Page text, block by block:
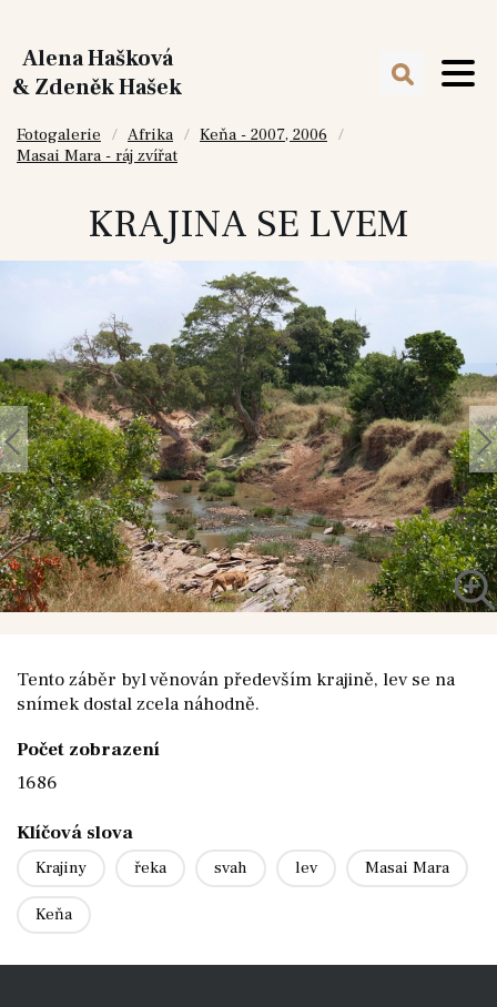
Alena Hašková
& Zdeněk Hašek
Fotogalerie Afrika
Keňa - 2007, 2006
Masai Mara - ráj zvířat
KRAJINA SE LVEM
Tento záběr byl věnován především krajině, lev se na
snímek dostal zcela náhodně.
Počet zobrazení
1686
Klíčová slova
Krajiny řeka svah lev Masai Mara
Keňa